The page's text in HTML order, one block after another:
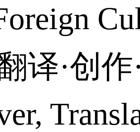
译·创